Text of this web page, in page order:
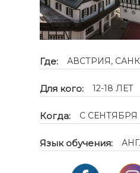
Где: АВСТРИЯ,
Для кого: 12-18 ЛЕТ
Когда: С СЕНТЯБРЯ
Язык обучения: